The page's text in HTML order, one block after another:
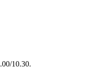
10.30.